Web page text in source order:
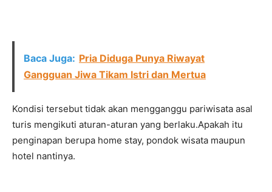
Baca Juga: Pria Diduga Punya Riwayat
Gangguan Jiwa Tikam Istri dan Mertua
Kondisi tersebut tidak akan mengganggu pariwisata asal
turis mengikuti aturan-aturan yang berlaku.Apakah itu
penginapan berupa home stay, pondok wisata maupun
hotel nantinya.